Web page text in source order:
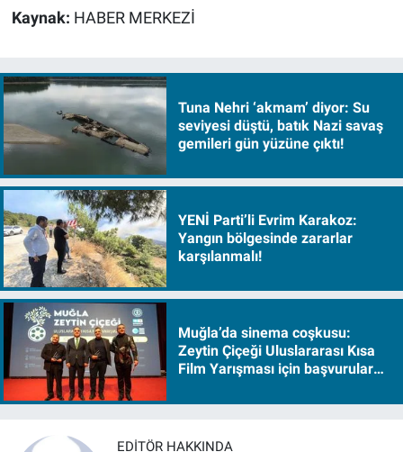
Kaynak: HABER MERKEZİ
Tuna Nehri ‘akmam’ diyor: Su
seviyesi düştü, batık Nazi savaş
gemileri gün yüzüne çıktı!
YENİ Parti’li Evrim Karakoz:
Yangın bölgesinde zararlar
karşılanmalı!
Muğla’da sinema coşkusu:
Zeytin Çiçeği Uluslararası Kısa
Film Yarışması için başvurular
EDITÖR HAKKINDA